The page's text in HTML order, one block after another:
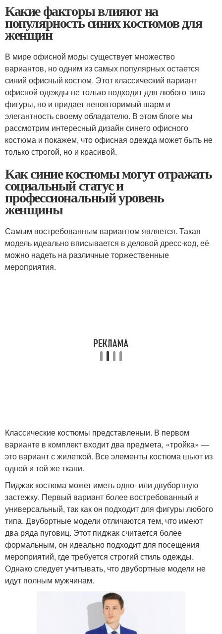
Какие факторы влияют на
популярность синих костюмов для
женщин
В мире офисной моды существует множество
вариантов, но одним из самых популярных остается
синий офисный костюм. Этот классический вариант
офисной одежды не только подходит для любого типа
фигуры, но и придает неповторимый шарм и
элегантность своему обладателю. В этом блоге мы
рассмотрим интересный дизайн синего офисного
костюма и покажем, что офисная одежда может быть не
только строгой, но и красивой.
Как синие костюмы могут отражать
социальный статус и
профессиональный уровень
женщины
Самым востребованным вариантом является. Такая
модель идеально вписывается в деловой дресс-код, её
можно надеть на различные торжественные
мероприятия.
Классические костюмы представленыи. В первом
варианте в комплект входит два предмета, «тройка» —
это вариант с жилеткой. Все элементы костюма шьют из
одной и той же ткани.
Пиджак костюма может иметь одно- или двубортную
застежку. Первый вариант более востребованный и
универсальный, так как он подходит для фигуры любого
типа. Двубортные модели отличаются тем, что имеют
два ряда пуговиц. Этот пиджак считается более
формальным, он идеально подходит для посещения
мероприятий, где требуется строгий стиль одежды.
Однако следует учитывать, что двубортные модели не
идут полным мужчинам.